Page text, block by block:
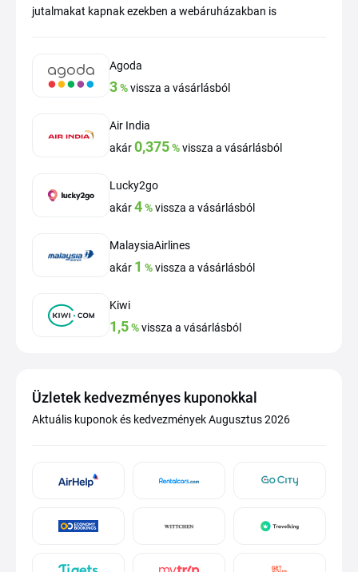
jutalmakat kapnak ezekben a webáruházakban is
Agoda
3%vissza a vásárlásból
Air India
akár0,375%vissza a vásárlásból
Lucky2go
akár4%vissza a vásárlásból
MalaysiaAirlines
akár 1 %vissza a vásárlásból
Kiwi
1,5%vissza a vásárlásból
Üzletek kedvezményes kuponokkal
Aktuális kuponok és kedvezmények Augusztus 2026